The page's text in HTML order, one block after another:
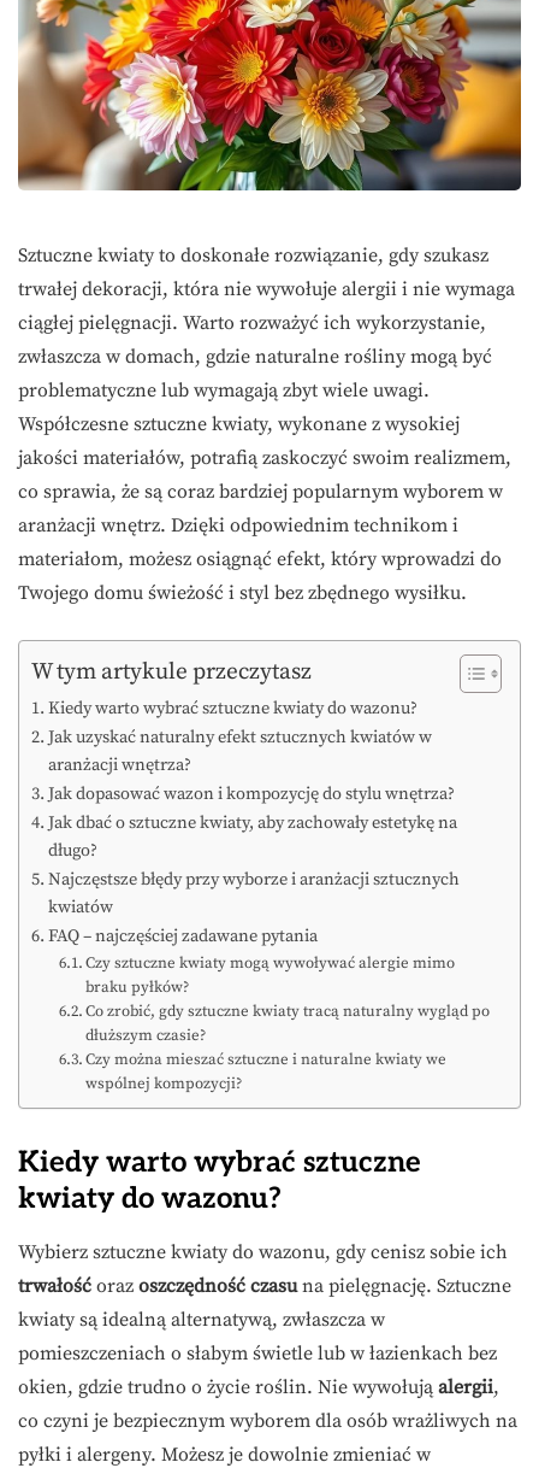
Sztuczne kwiaty to doskonałe rozwiązanie, gdy szukasz
trwałej dekoracji, która nie wywołuje alergii i nie wymaga
ciągłej pielęgnacji. Warto rozważyć ich wykorzystanie,
zwłaszcza w domach, gdzie naturalne rośliny mogą być
problematyczne lub wymagają zbyt wiele uwagi.
Współczesne sztuczne kwiaty, wykonane z wysokiej
jakości materiałów, potrafią zaskoczyć swoim realizmem,
co sprawia, że są coraz bardziej popularnym wyborem w
aranżacji wnętrz. Dzięki odpowiednim technikom i
materiałom, możesz osiągnąć efekt, który wprowadzi do
Twojego domu świeżość i styl bez zbędnego wysiłku.
W tym artykule przeczytasz
Kiedy warto wybrać sztuczne kwiaty do wazonu?
Jak uzyskać naturalny efekt sztucznych kwiatów w
aranżacji wnętrza?
Jak dopasować wazon i kompozycję do stylu wnętrza?
Jak dbać o sztuczne kwiaty, aby zachowały estetykę na
długo?
Najczęstsze błędy przy wyborze i aranżacji sztucznych
kwiatów
FAQ – najczęściej zadawane pytania
Czy sztuczne kwiaty mogą wywoływać alergie mimo
braku pyłków?
Co zrobić, gdy sztuczne kwiaty tracą naturalny wygląd po
dłuższym czasie?
Czy można mieszać sztuczne i naturalne kwiaty we
wspólnej kompozycji?
Kiedy warto wybrać sztuczne
kwiaty do wazonu?
Wybierz sztuczne kwiaty do wazonu, gdy cenisz sobie ich
trwałość oraz oszczędność czasuna pielęgnację. Sztuczne
kwiaty są idealną alternatywą, zwłaszcza w
pomieszczeniach o słabym świetle lub w łazienkach bez
okien, gdzie trudno o życie roślin. Nie wywołują alergii,
co czyni je bezpiecznym wyborem dla osób wrażliwych na
pyłki i alergeny. Możesz je dowolnie zmieniać w